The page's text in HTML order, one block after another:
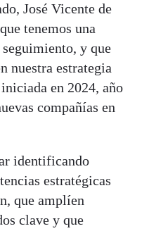
José Vicente de
tenemos una
y que
nuestra estrategia
en 2024, año
compañías en
identificando
estratégicas
que amplíen
clave y que